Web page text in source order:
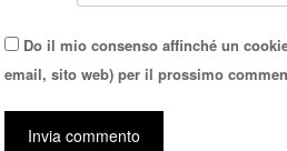
Do il mio consenso affinché un
email, sito web) per il prossimo